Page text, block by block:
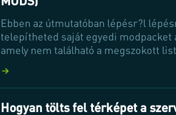
Ebben az útmutatóban lépésr?l
telepítheted saját egyedi modpacket
amely nem található a megszokott
tovább, és tudd meg, hogyan
modpackjeit a legjobb teljesítmény
Hogyan tölts fel térképet a